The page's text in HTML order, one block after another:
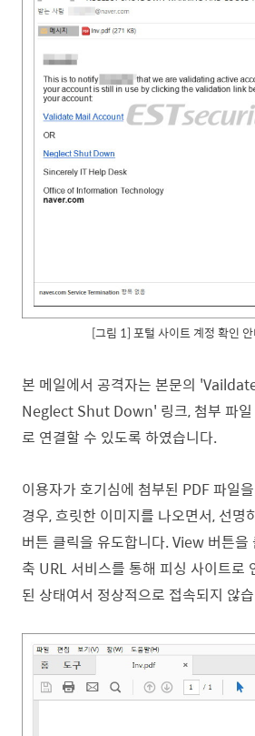
[그림 1] 포털 사이트 계정 확인
본 메일에서 공격자는 본문의
Neglect Shut Down' 링크, 첨부 파일
로 연결할 수 있도록 하였습니다.
이용자가 호기심에 첨부된 PDF 파일
경우,흐릿한 이미지를 나오면서, 선명
버튼 클릭을 유도합니다. View 버튼
축 URL 서비스를 통해 피싱 사이트로
된 상태여서 정상적으로 접속되지 않